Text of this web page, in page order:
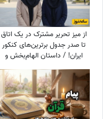
از میز تحریر مشترک در یک اتاق
تا صدر جدول برترین‌های کنکور
ایران! / داستان الهام‌بخش و
جالب دوقلوهای افسانه‌ای که
کنکور را ترکاندند!